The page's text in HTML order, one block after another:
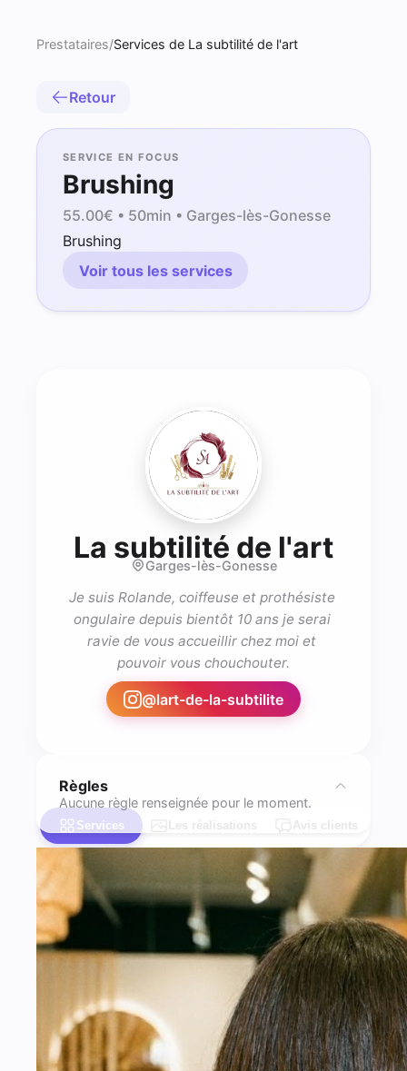
Prestataires/Services de La subtilité de l'art
Retour
SERVICE EN FOCUS
Brushing
55.00€ • 50min • Garges-lès-Gonesse
Brushing
Voir tous les services
La subtilité de l'art-
Garges-lès-Gonesse
Je suis Rolande, coiffeuse et prothésiste
ongulaire depuis bientôt 10 ans je serai
ravie de vous accueillir chez moi et
pouvoir vous chouchouter.
@lart-de-la-subtilite
Règles
Aucune règle renseignée pour le moment.
Services Les réalisations Avis clients